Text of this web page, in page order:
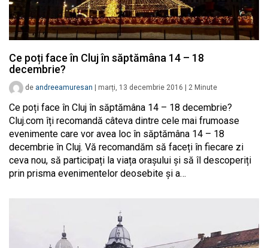
Ce poți face în Cluj în săptămâna 14 – 18
decembrie?
de andreeamuresan marți, 13 decembrie 2016 2 Minute
Ce poți face în Cluj în săptămâna 14 – 18 decembrie?
Cluj.com îți recomandă câteva dintre cele mai frumoase
evenimente care vor avea loc în săptămâna 14 – 18
decembrie în Cluj. Vă recomandăm să faceți în fiecare zi
ceva nou, să participați la viața orașului și să îl descoperiți
prin prisma evenimentelor deosebite și a…